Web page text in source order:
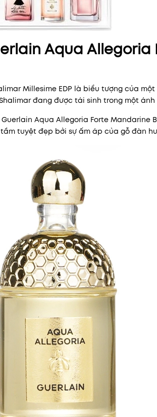
Aqua
Millesime EDP là biểu tượng của
đang được tái sinh trong một
Aqua Allegoria Forte
tuyệt đẹp bởi sự ấm áp của gỗ đàn